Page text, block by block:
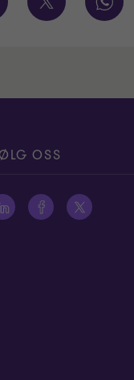
OSS